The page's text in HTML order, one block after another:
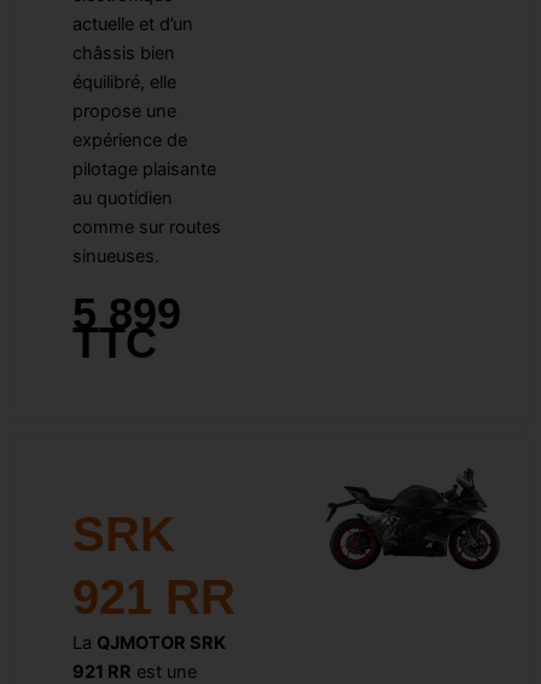
actuelle et d’un
châssis bien
équilibré, elle
propose une
expérience de
pilotage plaisante
au quotidien
comme sur routes
sinueuses.
5 899
TTC
SRK
921 RR
La QJMOTOR SRK
921 RR est une